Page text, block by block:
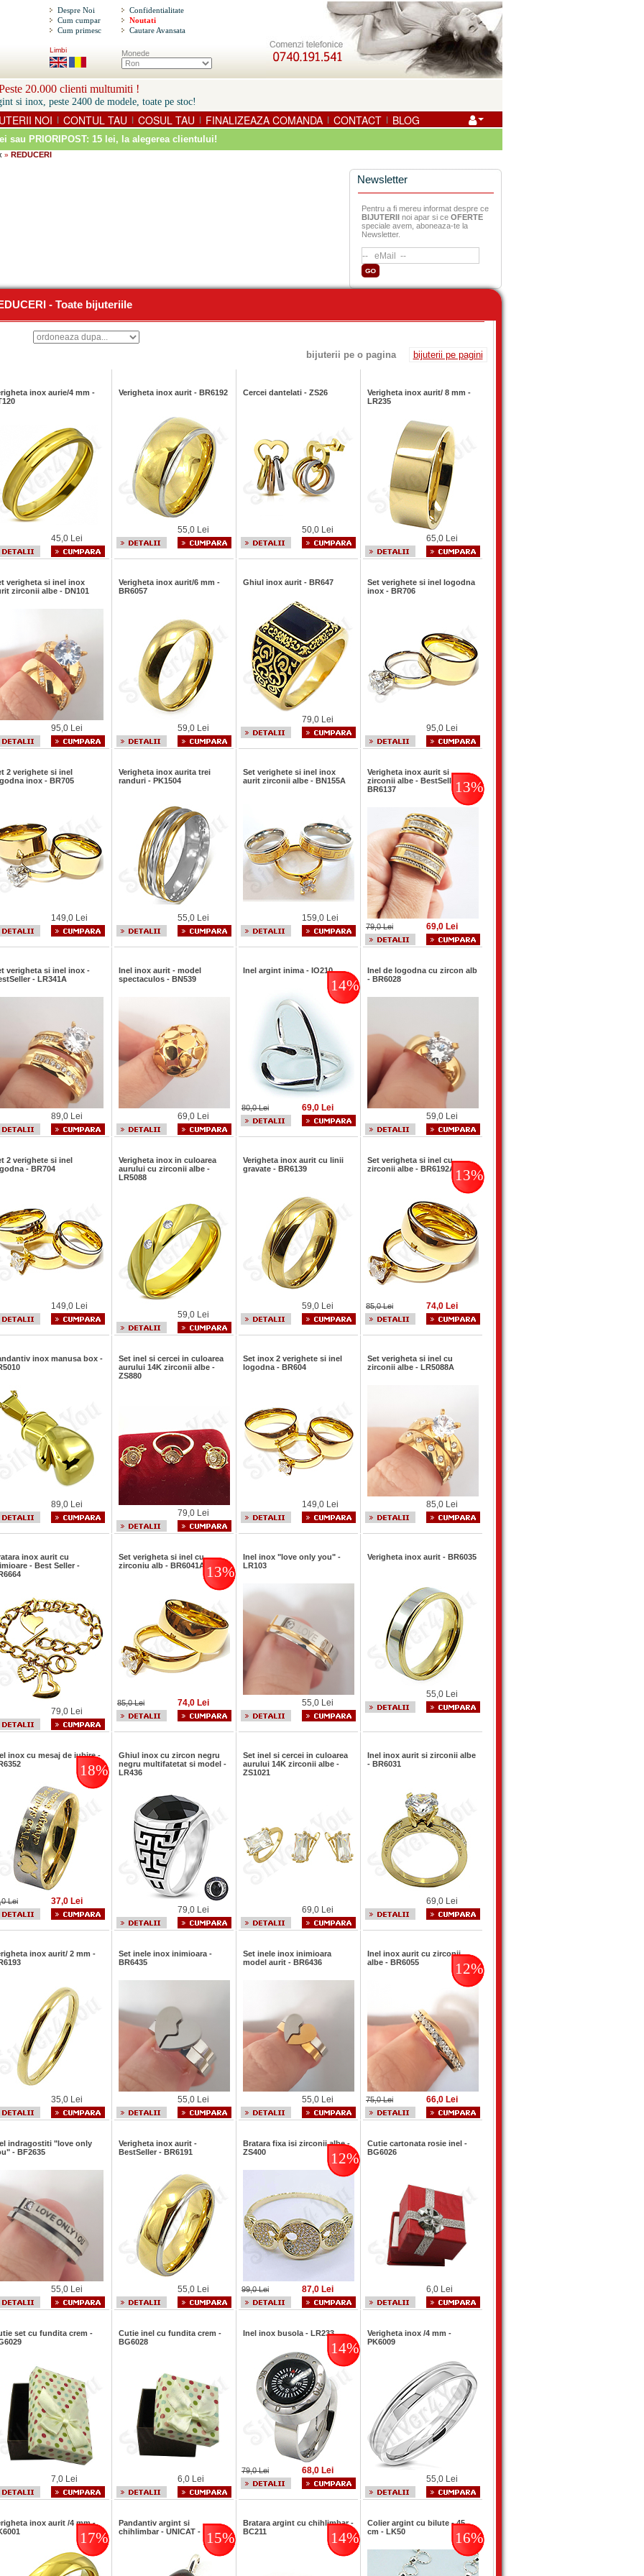
Despre Noi
Cum cumpar
Cum primesc
Confidentialitate
Noutati
Cautare Avansata
Limbi Monede
20.000 clienti multumiti !
si inox, peste 2400 de modele, toate pe stoc!
NOI | CONTUL TAU | COSUL TAU | FINALIZEAZA COMANDA | CONTACT | BLOG
sau PRIORIPOST: 15 lei, la alegerea clientului!
» REDUCERI
Newsletter
Pentru a fi mereu informat despre ce
BIJUTERIInoi apar si ce OFERTE
speciale avem, aboneaza-te la
Newsletter.
- Toate bijuteriile
REDUCERI - Toate bijuteriile
bijuterii pe o pagina bijuterii pe pagini
inox aurie/4 mm -
45,0 Lei
Verigheta inox aurit - BR6192
55,0 Lei
Cercei dantelati - ZS26
50,0 Lei
Verigheta inox aurit/ 8 mm -
LR235
65,0 Lei
verigheta si inel inox
zirconii albe - DN101
95,0 Lei
Verigheta inox aurit/6 mm -
BR6057
59,0 Lei
Ghiul inox aurit - BR647
79,0 Lei
Set verighete si inel logodna
inox - BR706
95,0 Lei
2 verighete si inel
inox - BR705
149,0 Lei
Verigheta inox aurita trei
randuri - PK1504
55,0 Lei
Set verighete si inel inox
aurit zirconii albe - BN155A
159,0 Lei
Verigheta inox aurit si
zirconii albe - BestSeller -
BR6137
13%
79,0 Lei 69,0 Lei
verigheta si inel inox -
- LR341A
89,0 Lei
Inel inox aurit - model
spectaculos - BN539
69,0 Lei
Inel argint inima - IO210
14%
80,0 Lei 69,0 Lei
Inel de logodna cu zircon alb
- BR6028
59,0 Lei
2 verighete si inel
- BR704
149,0 Lei
Verigheta inox in culoarea
aurului cu zirconii albe -
LR5088
59,0 Lei
Verigheta inox aurit cu linii
gravate - BR6139
59,0 Lei
Set verigheta si inel cu
zirconii albe - BR6192A 13%
85,0 Lei 74,0 Lei
inox manusa box -
89,0 Lei
Set inel si cercei in culoarea
aurului 14K zirconii albe -
ZS880
79,0 Lei
Set inox 2 verighete si inel
logodna - BR604
149,0 Lei
Set verigheta si inel cu
zirconii albe - LR5088A
85,0 Lei
inox aurit cu
- Best Seller -
79,0 Lei
Set verigheta si inel cu
zirconiu alb - BR6041A 13%
85,0 Lei 74,0 Lei
Inel inox "love only you" -
LR103
55,0 Lei
Verigheta inox aurit - BR6035
55,0 Lei
inox cu mesaj de iubire -
18%
Lei 37,0 Lei
Ghiul inox cu zircon negru
negru multifatetat si model -
LR436
79,0 Lei
Set inel si cercei in culoarea
aurului 14K zirconii albe -
ZS1021
69,0 Lei
Inel inox aurit si zirconii albe
- BR6031
69,0 Lei
inox aurit/ 2 mm -
35,0 Lei
Set inele inox inimioara -
BR6435
55,0 Lei
Set inele inox inimioara
model aurit - BR6436
55,0 Lei
Inel inox aurit cu zirconii
albe - BR6055
12%
75,0 Lei 66,0 Lei
indragostiti "love only
- BF2635
55,0 Lei
Verigheta inox aurit -
BestSeller - BR6191
55,0 Lei
Bratara fixa isi zirconii albe -
ZS400
12%
99,0 Lei 87,0 Lei
Cutie cartonata rosie inel -
BG6026
6,0 Lei
set cu fundita crem -
7,0 Lei
Cutie inel cu fundita crem -
BG6028
6,0 Lei
Inel inox busola - LR233
14%
79,0 Lei 68,0 Lei
Verigheta inox /4 mm -
PK6009
55,0 Lei
inox aurit /4 mm -
17%
Pandantiv argint si
chihlimbar - UNICAT - PK414
15%
Bratara argint cu chihlimbar -
BC211
14%
Colier argint cu bilute - 45
cm - LK50
16%